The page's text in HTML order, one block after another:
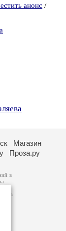
анонс /
Магазин
Проза.ру
в